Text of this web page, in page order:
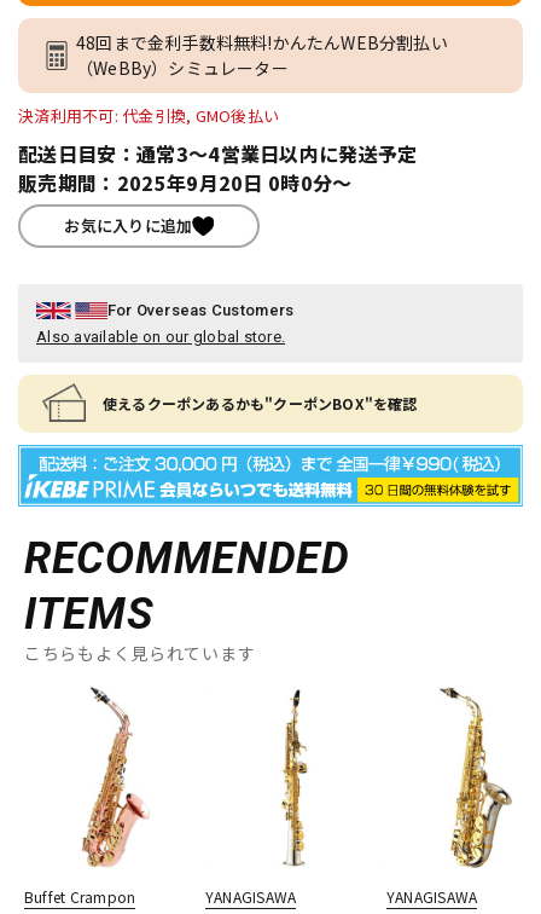
48回まで金利手数料無料!かんたんWEB分割払い
（WeBBy）シミュレーター
決済利用不可: 代金引換, GMO後払い
配送日目安：通常3～4営業日以内に発送予定
販売期間：2025年9月20日 0時0分～
お気に入りに追加
For Overseas Customers
Also available on our global store.
使えるクーポンあるかも"クーポンBOX"を確認
RECOMMENDED
ITEMS
こちらもよく見られています
Buffet Crampon
YANAGISAWA
YANAGISAWA